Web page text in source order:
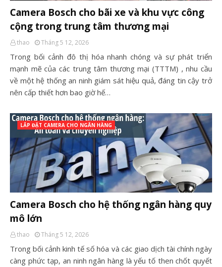
Camera Bosch cho bãi xe và khu vực công
cộng trong trung tâm thương mại
thao Tháng 5 12, 2026
Trong bối cảnh đô thị hóa nhanh chóng và sự phát triển
mạnh mẽ của các trung tâm thương mại (TTTM) , nhu cầu
về một hệ thống an ninh giám sát hiệu quả, đáng tin cậy trở
nên cấp thiết hơn bao giờ hế…
LẮP ĐẶT CAMERA CHO NGÂN HÀNG
Camera Bosch cho hệ thống ngân hàng quy
mô lớn
thao Tháng 5 12, 2026
Trong bối cảnh kinh tế số hóa và các giao dịch tài chính ngày
càng phức tạp, an ninh ngân hàng là yếu tố then chốt quyết